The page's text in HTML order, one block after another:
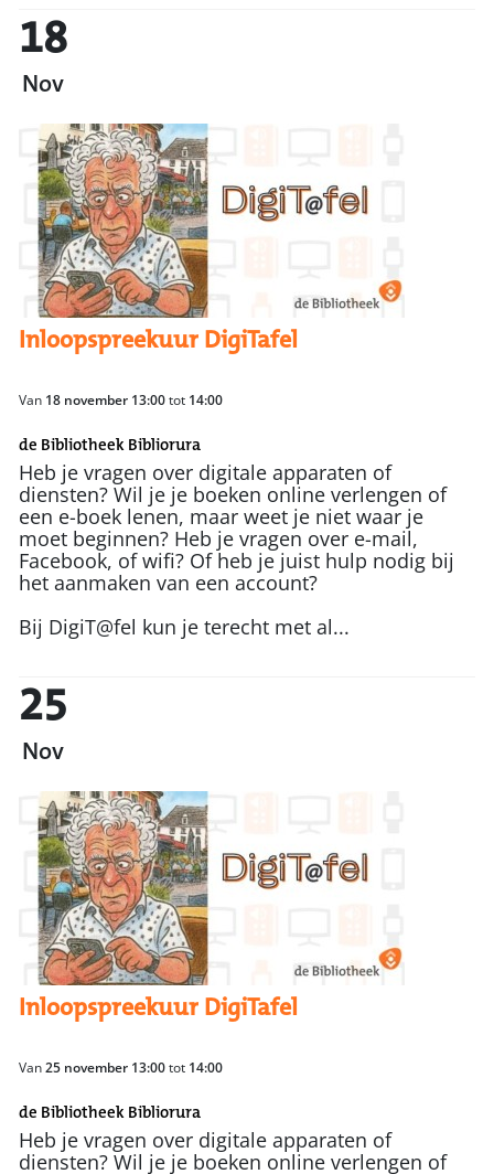
18
Nov
Inloopspreekuur DigiTafel
Van 18 november 13:00tot 14:00
de Bibliotheek Bibliorura
Heb je vragen over digitale apparaten of
diensten? Wil je je boeken online verlengen of
een e-boek lenen, maar weet je niet waar je
moet beginnen? Heb je vragen over e-mail,
Facebook, of wifi? Of heb je juist hulp nodig bij
het aanmaken van een account?
Bij DigiT@fel kun je terecht met al...
25
Nov
Inloopspreekuur DigiTafel
Van25 november 13:00tot 14:00
de Bibliotheek Bibliorura
Heb je vragen over digitale apparaten of
diensten? Wil je je boeken online verlengen of